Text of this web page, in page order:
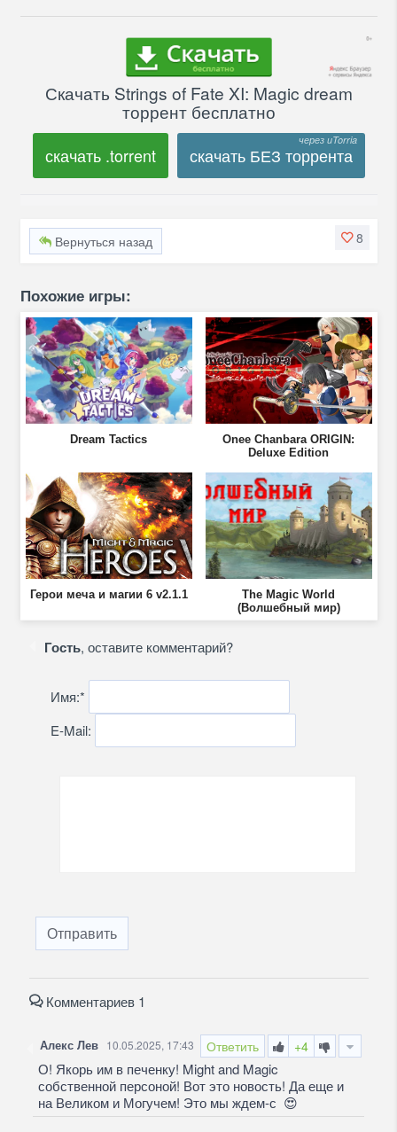
Скачать Strings of Fate XI: Magic dream
торрент бесплатно
скачать .torrent скачать БЕЗ торрента
8
Вернуться назад
Похожие игры:
Dream Tactics
Onee Chanbara ORIGIN:
Deluxe Edition
Герои меча и магии 6 v2.1.1
The Magic World
(Волшебный мир)
Гость, оставите комментарий?
Имя:*
E-Mail:
Отправить
Комментариев 1
Ответить +4
Алекс Лев 10.05.2025, 17:43
О! Якорь им в печенку! Might and Magic
собственной персоной! Вот это новость! Да еще и
на Великом и Могучем! Это мы ждем-с 😍